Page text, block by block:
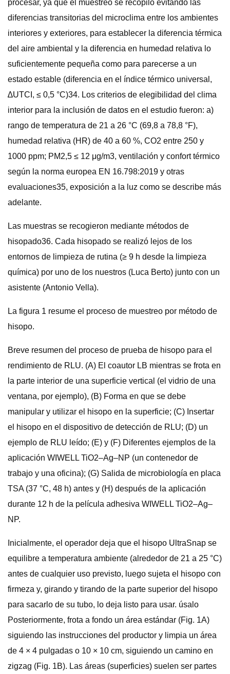
procesar, ya que el muestreo se recopiló evitando las
diferencias transitorias del microclima entre los ambientes
interiores y exteriores, para establecer la diferencia térmica
del aire ambiental y la diferencia en humedad relativa lo
suficientemente pequeña como para parecerse a un
estado estable (diferencia en el índice térmico universal,
∆UTCI, ≤ 0,5 °C)34. Los criterios de elegibilidad del clima
interior para la inclusión de datos en el estudio fueron: a)
rango de temperatura de 21 a 26 °C (69,8 a 78,8 °F),
humedad relativa (HR) de 40 a 60 %, CO2 entre 250 y
1000 ppm; PM2,5 ≤ 12 μg/m3, ventilación y confort térmico
según la norma europea EN 16.798:2019 y otras
evaluaciones35, exposición a la luz como se describe más
adelante.
Las muestras se recogieron mediante métodos de
hisopado36. Cada hisopado se realizó lejos de los
entornos de limpieza de rutina (≥ 9 h desde la limpieza
química) por uno de los nuestros (Luca Berto) junto con un
asistente (Antonio Vella).
La figura 1 resume el proceso de muestreo por método de
hisopo.
Breve resumen del proceso de prueba de hisopo para el
rendimiento de RLU. (A) El coautor LB mientras se frota en
la parte interior de una superficie vertical (el vidrio de una
ventana, por ejemplo), (B) Forma en que se debe
manipular y utilizar el hisopo en la superficie; (C) Insertar
el hisopo en el dispositivo de detección de RLU; (D) un
ejemplo de RLU leído; (E) y (F) Diferentes ejemplos de la
aplicación WIWELL TiO2–Ag–NP (un contenedor de
trabajo y una oficina); (G) Salida de microbiología en placa
TSA (37 °C, 48 h) antes y (H) después de la aplicación
durante 12 h de la película adhesiva WIWELL TiO2–Ag–
NP.
Inicialmente, el operador deja que el hisopo UltraSnap se
equilibre a temperatura ambiente (alrededor de 21 a 25 °C)
antes de cualquier uso previsto, luego sujeta el hisopo con
firmeza y, girando y tirando de la parte superior del hisopo
para sacarlo de su tubo, lo deja listo para usar. úsalo
Posteriormente, frota a fondo un área estándar (Fig. 1A)
siguiendo las instrucciones del productor y limpia un área
de 4 × 4 pulgadas o 10 × 10 cm, siguiendo un camino en
zigzag (Fig. 1B). Las áreas (superficies) suelen ser partes